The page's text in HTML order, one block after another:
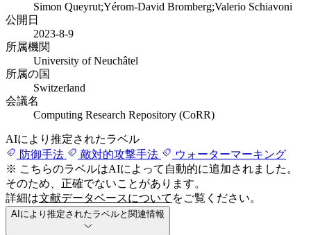
Simon Queyrut;Yérom-David Bromberg;Valerio Schiavoni
公開日
2023-8-9
所属機関
University of Neuchâtel
所属の国
Switzerland
会議名
Computing Research Repository (CoRR)
AIにより推定されたラベル
防御手法
敵対的攻撃手法
ウォーターマーキング
※ こちらのラベルはAIによって自動的に追加されました。
そのため、正確でないことがあります。
詳細は文献データベースについて をご覧ください。
AIにより推定されたラベルと関連情報